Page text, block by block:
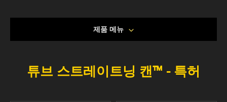
제품 메뉴
튜브 스트레이트닝 캔™ - 특허